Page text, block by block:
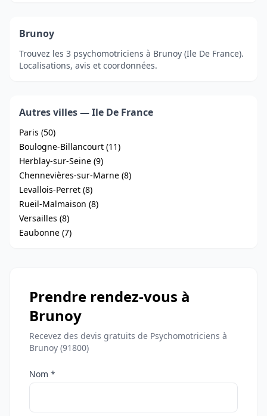
Brunoy
Trouvez les 3 psychomotriciens à Brunoy (Ile De France).
Localisations, avis et coordonnées.
Autres villes — Ile De France
Paris (50)
Boulogne-Billancourt (11)
Herblay-sur-Seine (9)
Chennevières-sur-Marne (8)
Levallois-Perret (8)
Rueil-Malmaison (8)
Versailles (8)
Eaubonne (7)
Prendre rendez-vous à
Brunoy
Recevez des devis gratuits de Psychomotriciens à
Brunoy (91800)
Nom *